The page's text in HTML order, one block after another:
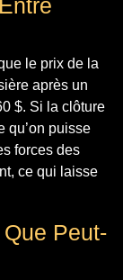
le prix de la
après un
$. Si la clôture
qu’on puisse
forces des
ce qui laisse
Peut-